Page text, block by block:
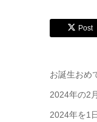
Post
お誕生おめ
2024年の2
2024年を1